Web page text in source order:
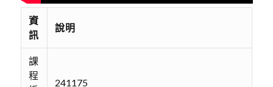
資
訊
說明
課
程
241175